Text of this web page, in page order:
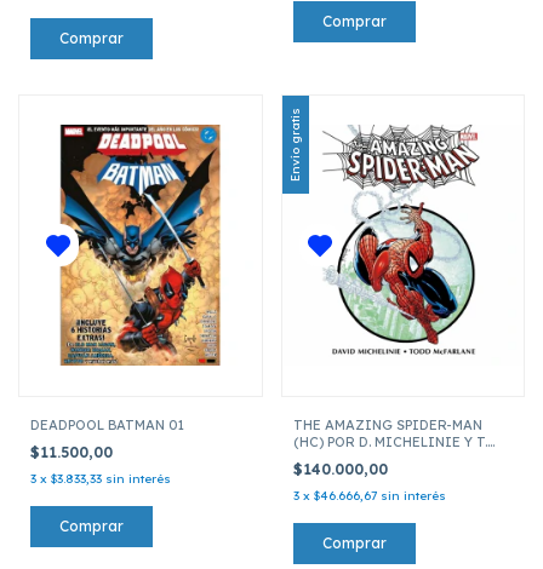
DEADPOOL BATMAN 01
$11.500,00
3 x $3.833,33 sin interés
Envío gratis
THE AMAZING SPIDER-MAN
(HC) POR D. MICHELINIE Y T.
$140.000,00
3 x $46.666,67 sin interés